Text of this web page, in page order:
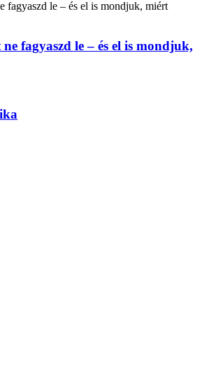
ne fagyaszd le – és el is mondjuk,